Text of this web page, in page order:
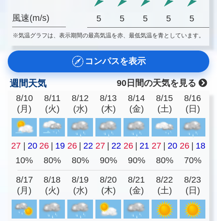
風速(m/s) 5 5 5 5 5
※気温グラフは、表示期間の最高気温を赤、最低気温を青としています。
コンパスを表示
週間天気
90日間の天気を見る
8/10
(月)
8/11
(火)
8/12
(水)
8/13
(木)
8/14
(金)
8/15
(土)
8/16
(日)
27 20 26 19 26 22 27 22 26 21 27 20 26
18
10%
80% 80% 90% 90% 80% 70%
8/17
(月)
8/18
(火)
8/19
(水)
8/20
(木)
8/21
(金)
8/22
(土)
8/23
(日)